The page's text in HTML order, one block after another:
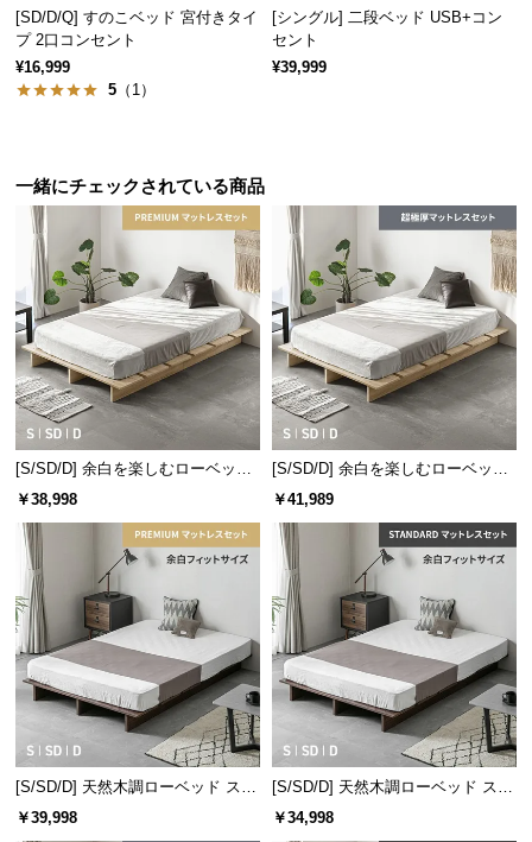
ト
お
ロ
グ
企
業
報
[SD/D/Q] すのこベッド 宮付きタイ
プ 2口コンセント
¥16,999
5 （1）
[シングル] 二段ベッド USB+コン
セント
¥39,999
一緒にチェックされている商品
[S/SD/D] 余白を楽しむローベッド
天然木調 ステージベッド プレミア
￥38,998
[S/SD/D] 余白を楽しむローベッド
天然木調 ステージベッド 超極厚マ
￥41,989
[S/SD/D] 天然木調ローベッド ステ
ージベッド プレミアムマットレス
付き（余白フィットサイズ）
￥39,998
[S/SD/D] 天然木調ローベッド ステ
ージベッド マットレス付き（余白
フィットサイズ）
￥34,998